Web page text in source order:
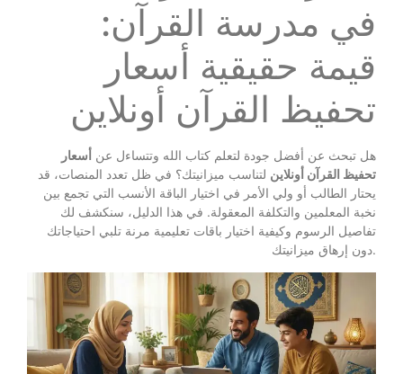
في مدرسة القرآن:
قيمة حقيقية أسعار
تحفيظ القرآن أونلاين
هل تبحث عن أفضل جودة لتعلم كتاب الله وتتساءل عن أسعار
تحفيظ القرآن أونلاين لتناسب ميزانيتك؟ في ظل تعدد المنصات، قد
يحتار الطالب أو ولي الأمر في اختيار الباقة الأنسب التي تجمع بين
نخبة المعلمين والتكلفة المعقولة. في هذا الدليل، سنكشف لك
تفاصيل الرسوم وكيفية اختيار باقات تعليمية مرنة تلبي احتياجاتك
دون إرهاق ميزانيتك.